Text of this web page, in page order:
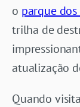
o parque
trilha de
atualização
Quando